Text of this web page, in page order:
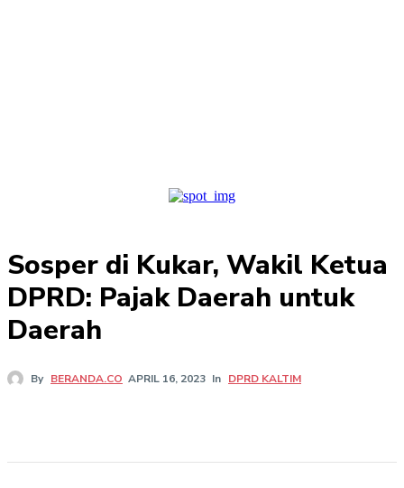
Sosper di Kukar, Wakil Ketua
DPRD: Pajak Daerah untuk
Daerah
By BERANDA.CO APRIL 16, 2023 In DPRD KALTIM